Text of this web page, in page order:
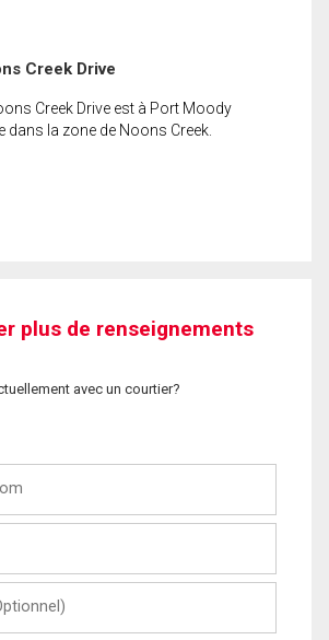
Creek Drive
Creek Drive est à Port Moody
dans la zone de Noons Creek.
plus de renseignements
avec un courtier?